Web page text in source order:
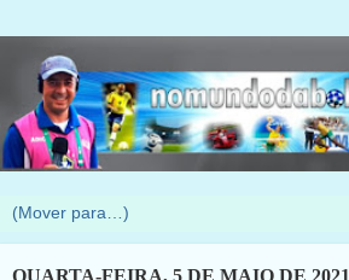
QUARTA-FEIRA, 5 DE MAIO DE 2021